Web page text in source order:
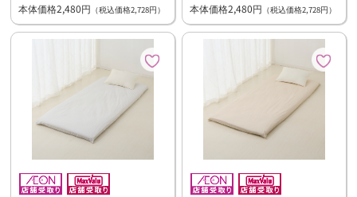
本体価格2,480円 （税込価格2,728円） 本体価格2,480円 （税込価格2,728円）